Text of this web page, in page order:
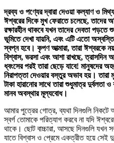
দ্রব্য ও পণ্যের দ্বারা দেওয়া কল্যাণ ও
ঈশ্বরের দিকে মুখ ফেরাতে চলেছে, তাদের
রক্ষারহীন থাকবে যখন তাদের দেবতা
ভূমিতে দেখা যায়নি, এবং এটি এতো
স্বপ্ন হবে। কৃপণ আত্মারা, তারা ঈশ্বরকে
বিশ্বাস, ভরসা এবং আশা রাখছে,
ধ্বংসের পরই তারা ছেড়ে যাবে! মানুষদের
নিরাপত্তা দেওয়ার বস্তুর অভাব হয়। তারা
টাকা হারানোর সাথে তারা শুধুমাত্র দুর্বলতা
মানব অবস্থার মূল্যবোধ।
আমার পুত্রের গোত্র, ব্যথা দিনগুলি নিকটে
স্বর্গ তোমাকে পরিত্যাগ করবে না যদি
থাকে। ছোট বাচ্চারা, আসছে দিনগুলি যখন
যাতে বিশ্বাস ও প্রেমে একত্রীত হয়ে সেই